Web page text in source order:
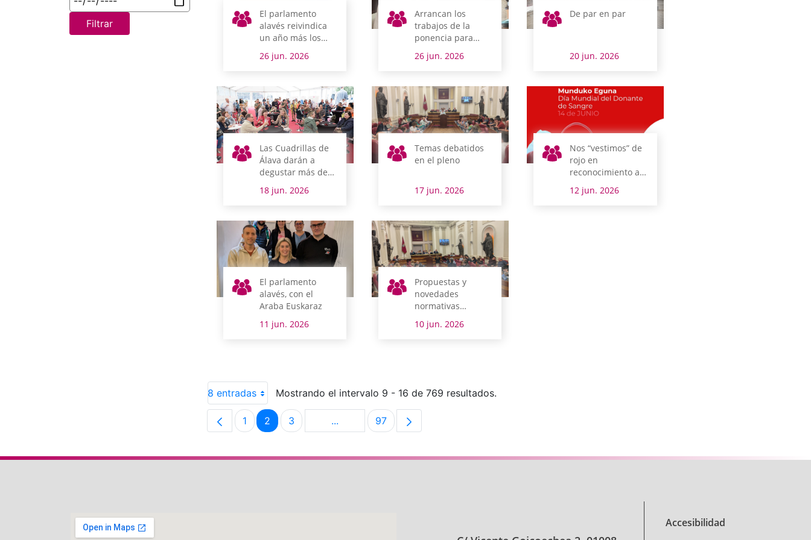
Filtrar
El parlamento
alavés reivindica
un año más los
personas LGTBI
26 jun. 2026
Arrancan los
trabajos de la
ponencia para
Reglamento de
26 jun. 2026
De par en par
20 jun. 2026
Las Cuadrillas de
Álava darán a
degustar más de
alaveses de la
Food en la jornada
de Puertas
Abiertas
18 jun. 2026
Temas debatidos
en el pleno
17 jun. 2026
Nos “vestimos” de
rojo en
reconocimiento a
donantes de
12 jun. 2026
El parlamento
alavés, con el
Araba Euskaraz
11 jun. 2026
Propuestas y
novedades
normativas
centran la sesión
plenaria
10 jun. 2026
8 entradas Mostrando el intervalo 9 - 16 de 769 resultados.
Página
1 Página
2 Página
3 ...Páginas intermedias Use TAB para desplazarse.
Página
97
Accesibilidad